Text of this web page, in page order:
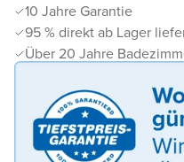
10 Jahre Garantie
95 % direkt ab Lager
Über 20 Jahre